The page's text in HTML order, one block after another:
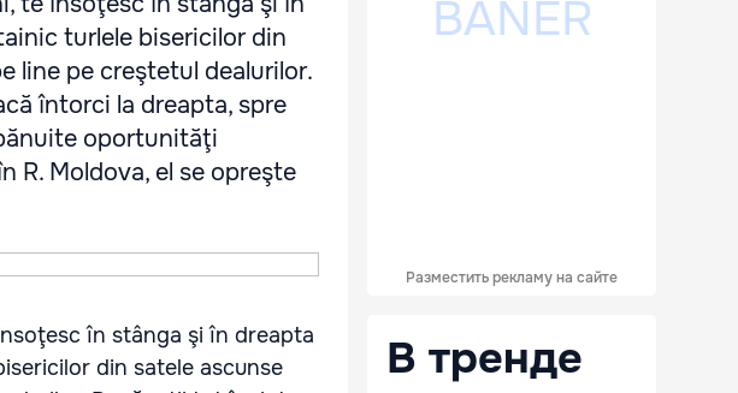
turlele bisericilor din
line pe creştetul dealurilor.
întorci la dreapta, spre
oportunităţi
R. Moldova, el se opreşte
în stânga şi în dreapta
din satele ascunse
Разместить рекламу на сайте
В тренде